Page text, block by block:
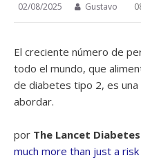
02/08/2025 Gustavo
El creciente número de
todo el mundo, que
de diabetes tipo 2, es
abordar.
por The Lancet
much more than just a